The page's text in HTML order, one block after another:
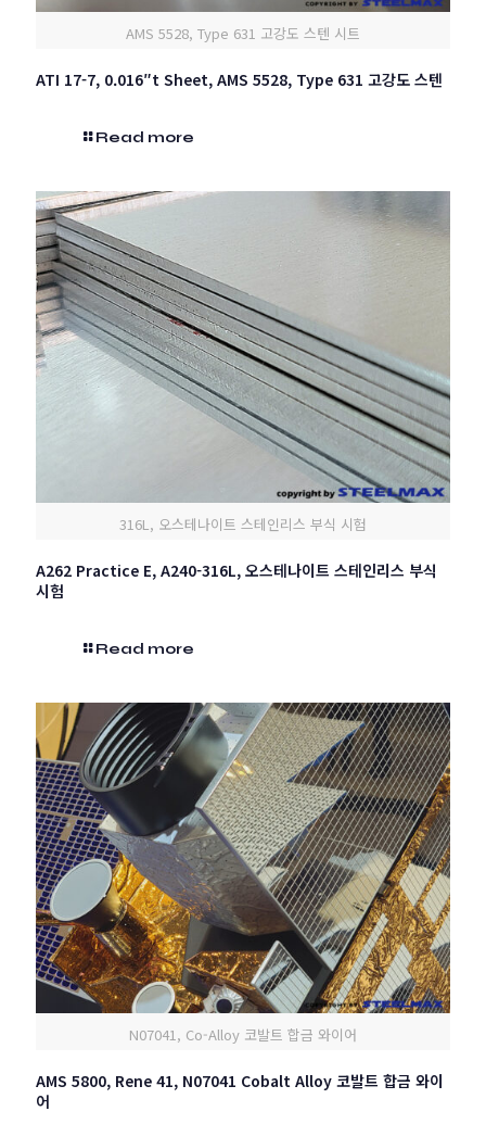
AMS 5528, Type 631 고강도 스텐 시트
ATI 17-7, 0.016″t Sheet, AMS 5528, Type 631 고강도 스텐
Read more
316L, 오스테나이트 스테인리스 부식 시험
A262 Practice E, A240-316L, 오스테나이트 스테인리스 부식
시험
Read more
N07041, Co-Alloy 코발트 합금 와이어
AMS 5800, Rene 41, N07041 Cobalt Alloy 코발트 합금 와이
어